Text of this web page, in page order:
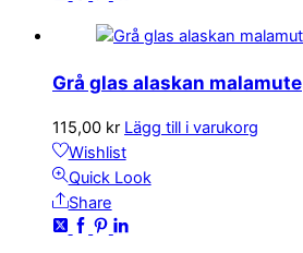
Grå glas alaskan malamute
115,00 kr Lägg till i varukorg
Wishlist
Quick Look
Share